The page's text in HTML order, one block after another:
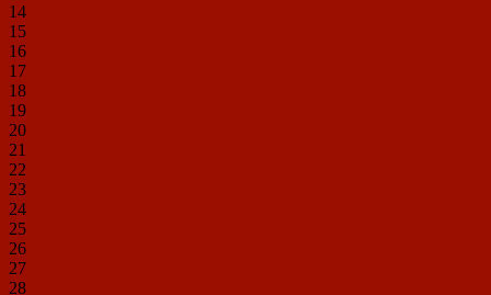
14
15
16
17
18
19
20
21
22
23
24
25
26
27
28